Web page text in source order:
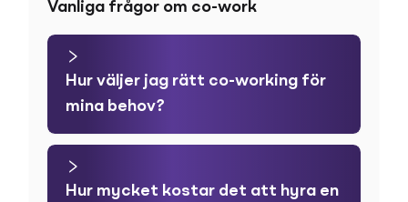
Vanliga frågor om co-work
Hur väljer jag rätt co-working för
mina behov?
Hur mycket kostar det att hyra en